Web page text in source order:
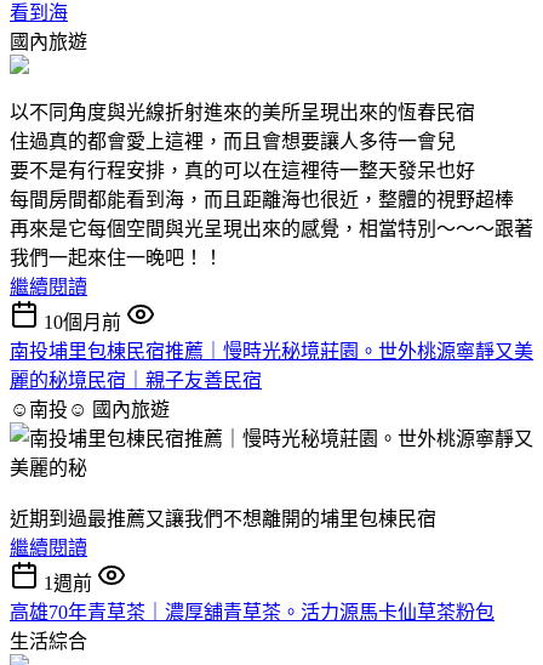
看到海
國內旅遊
以不同角度與光線折射進來的美所呈現出來的恆春民宿
住過真的都會愛上這裡，而且會想要讓人多待一會兒
要不是有行程安排，真的可以在這裡待一整天發呆也好
每間房間都能看到海，而且距離海也很近，整體的視野超棒
再來是它每個空間與光呈現出來的感覺，相當特別～～～跟著
我們一起來住一晚吧！！
繼續閱讀
10個月前
南投埔里包棟民宿推薦｜慢時光秘境莊園。世外桃源寧靜又美
麗的秘境民宿｜親子友善民宿
☺南投☺ 國內旅遊
近期到過最推薦又讓我們不想離開的埔里包棟民宿
繼續閱讀
1週前
高雄70年青草茶｜濃厚舖青草茶。活力源馬卡仙草茶粉包
生活綜合